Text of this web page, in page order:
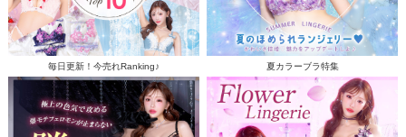
毎日更新！今売れRanking♪ 夏カラーブラ特集